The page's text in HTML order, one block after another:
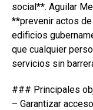
social**. Aguilar
**prevenir actos
edificios
que cualquier
servicios sin
### Principales
– Garantizar